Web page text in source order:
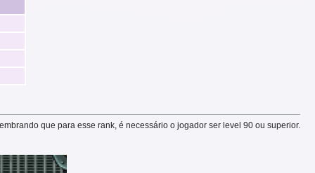
que para esse rank, é necessário o jogador ser level 90 ou superior.